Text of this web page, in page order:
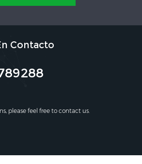
Contacto
please feel free to contact us.